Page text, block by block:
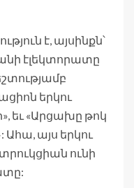
է, այսինքն՝
էլեկտորատը
երկու
եւ «Արցախը թոկ
Ահա, այս երկու
ունի